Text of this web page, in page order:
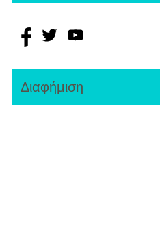
Διαφήμιση